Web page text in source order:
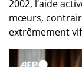
2002, l’aide
mœurs,
extrêmement